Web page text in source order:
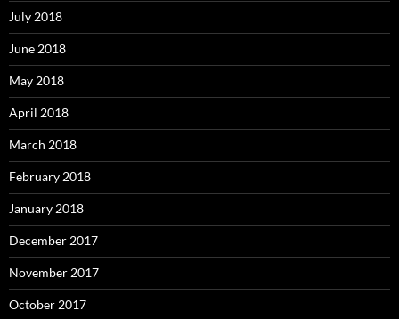
July 2018
June 2018
May 2018
April 2018
March 2018
February 2018
January 2018
December 2017
November 2017
October 2017